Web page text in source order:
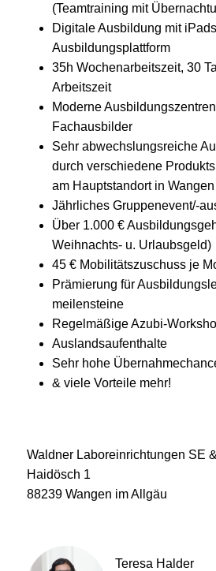
(Teamtraining mit
Digitale Ausbildung mit
Ausbildungsplattform
35h Wochenarbeitszeit, 30
Arbeitszeit
Moderne
Fachausbilder
Sehr abwechslungsreiche
durch verschiedene
am Hauptstandort in Wangen
Jährliches Gruppenevent/-
Über 1.000 €
Weihnachts- u. Urlaubsgeld)
45 € Mobilitätszuschuss je
Prämierung für
meilensteine
Regelmäßige Azubi-
Auslandsaufenthalte
Sehr hohe
& viele Vorteile mehr!
Waldner Laboreinrichtungen SE
Haidösch 1
88239 Wangen im Allgäu
Teresa Halder